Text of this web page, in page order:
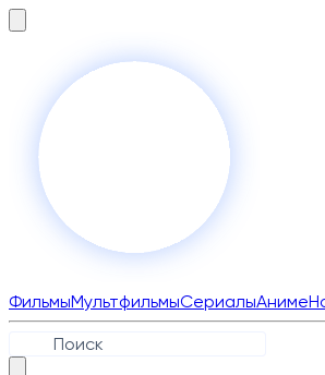
ФильмыМультфильмыСериалыАниме